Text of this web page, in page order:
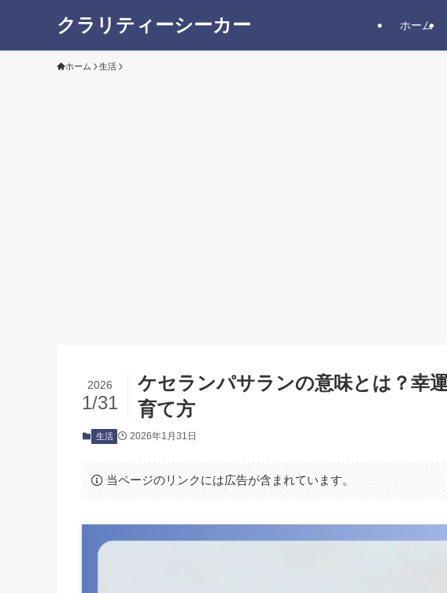
クラリティーシーカー ホーム
ホーム 生活
ケセランパサランの意味とは？幸
育て方
2026
1/31
生活 2026年1月31日
当ページのリンクには広告が含まれています。